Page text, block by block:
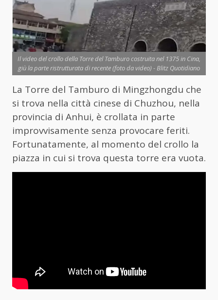
Il video del crollo della Torre del Tamburo costruita nel 1375 in Cina,
giù la parte ristrutturata di recente (foto da video) - Blitz Quotidiano
La Torre del Tamburo di Mingzhongdu che
si trova nella città cinese di Chuzhou, nella
provincia di Anhui, è crollata in parte
improvvisamente senza provocare feriti.
Fortunatamente, al momento del crollo la
piazza in cui si trova questa torre era vuota.